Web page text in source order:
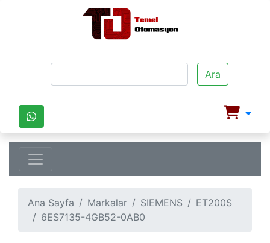
Ara
Ana Sayfa Markalar SIEMENS
ET200S
6ES7135-4GB52-0AB0